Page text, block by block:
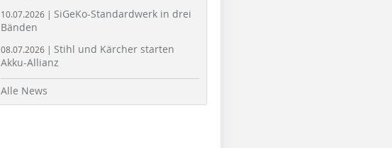
10.07.2026 | SiGeKo-Standardwerk in drei
Bänden
08.07.2026 | Stihl und Kärcher starten
Akku-Allianz
Alle News